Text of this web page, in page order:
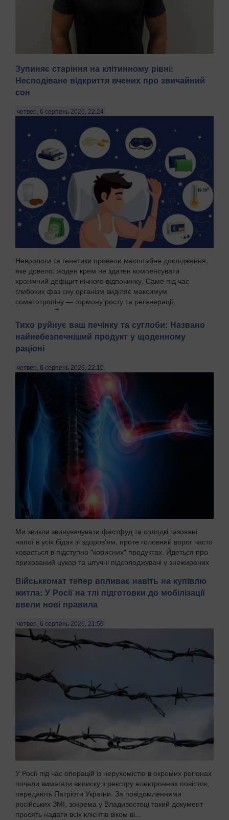
років за підозрою у груповому зґвалтуванні 21-річної
поліції в четвер, 6 серпня, зазначають Патріоти України.
"На Бориспільщині троє чоловіків, з...
Зупиняє старіння на клітинному рівні:
Несподіване відкриття вчених про звичайний
сон
четвер, 6 серпень 2026, 22:24
Неврологи та генетики провели масштабне дослідження,
яке довело: жоден крем не здатен компенсувати
хронічний дефіцит нічного відпочинку. Саме під час
глибоких фаз сну організм виділяє максимум
соматотропіну — гормону росту та регенерації,
передають Пат...
Тихо руйнує ваш печінку та суглоби: Названо
найнебезпечніший продукт у щоденному
раціоні
четвер, 6 серпень 2026, 22:10
Ми звикли звинувачувати фастфуд та солодкі газовані
напої в усіх бідах зі здоров'ям, проте головний ворог часто
ховається в підступно "корисних" продуктах. Йдеться про
прихований цукор та штучні підсолоджувачі у знежирених
Військкомат тепер впливає навіть на купівлю
житла: У Росії на тлі підготовки до мобілізації
ввели нові правила
четвер, 6 серпень 2026, 21:56
У Росії під час операцій із нерухомістю в окремих регіонах
почали вимагати виписку з реєстру електронних повісток,
передають Патріоти України. За повідомленнями
російських ЗМІ, зокрема у Владивостоці такий документ
просять надати всіх клієнтів віком ві...